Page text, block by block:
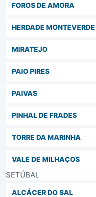
FOROS DE AMORA
HERDADE MONTEVERDE
MIRATEJO
PAIO PIRES
PAIVAS
PINHAL DE FRADES
TORRE DA MARINHA
VALE DE MILHAÇOS
SETÚBAL
ALCÁCER DO SAL